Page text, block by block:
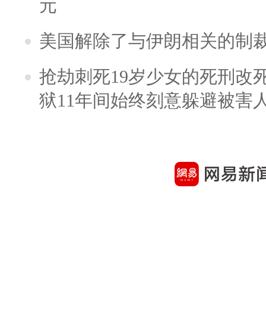
元
美国解除了与伊朗相关的制
抢劫刺死19岁少女的死刑改
狱11年间始终刻意躲避被害